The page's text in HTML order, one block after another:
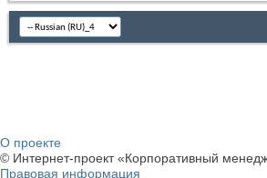
О проекте
© Интернет-проект «Корпоративный
Правовая информация